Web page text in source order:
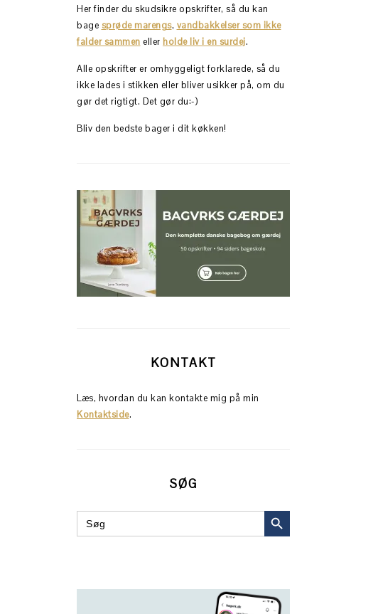
Her finder du skudsikre opskrifter, så du kan
bage sprøde marengs, vandbakkelser som ikke
falder sammen eller holde liv i en surdej.
Alle opskrifter er omhyggeligt forklarede, så du
ikke lades i stikken eller bliver usikker på, om du
gør det rigtigt. Det gør du:-)
Bliv den bedste bager i dit køkken!
KONTAKT
Læs, hvordan du kan kontakte mig på min
Kontaktside.
SØG
Search
for:
SEARCH BUTTON